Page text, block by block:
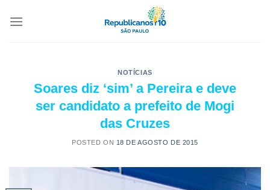
NOTÍCIAS
Soares diz ‘sim’ a Pereira e deve
ser candidato a prefeito de Mogi
das Cruzes
POSTED ON 18 DE AGOSTO DE 2015